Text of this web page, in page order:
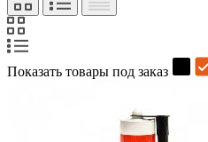
Показать товары под заказ